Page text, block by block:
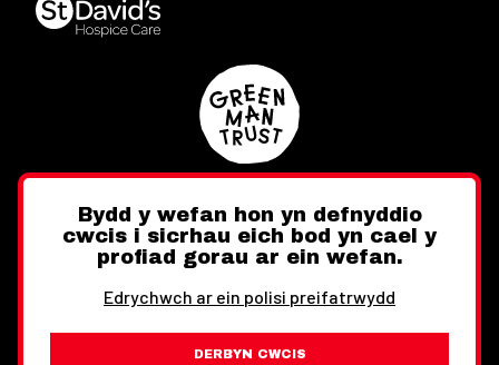
Twitter FacebookInstagram
Bydd y wefan hon yn defnyddio
cwcis i sicrhau eich bod yn cael y
profiad gorau ar ein wefan.
Edrychwch ar ein polisi preifatrwydd
DERBYN CWCIS